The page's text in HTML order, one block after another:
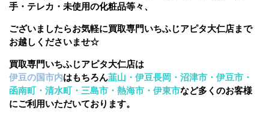
手・テレカ・未使用の化粧品等々、
ございましたらお気軽に買取専門いちふじアピタ大仁店まで
お越しくださいませ☆
買取専門いちふじアピタ大仁店は
伊豆の国市内はもちろん韮山・伊豆長岡・沼津市・伊豆市・
函南町・清水町・三島市・熱海市・伊東市など多くのお客様
にご利用いただいております。